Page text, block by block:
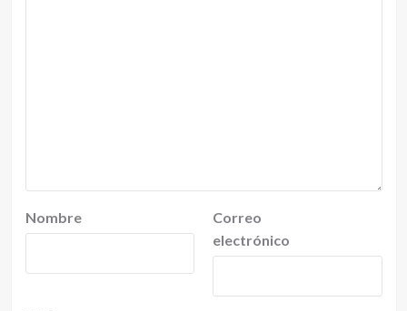
Nombre
Correo
electrónico